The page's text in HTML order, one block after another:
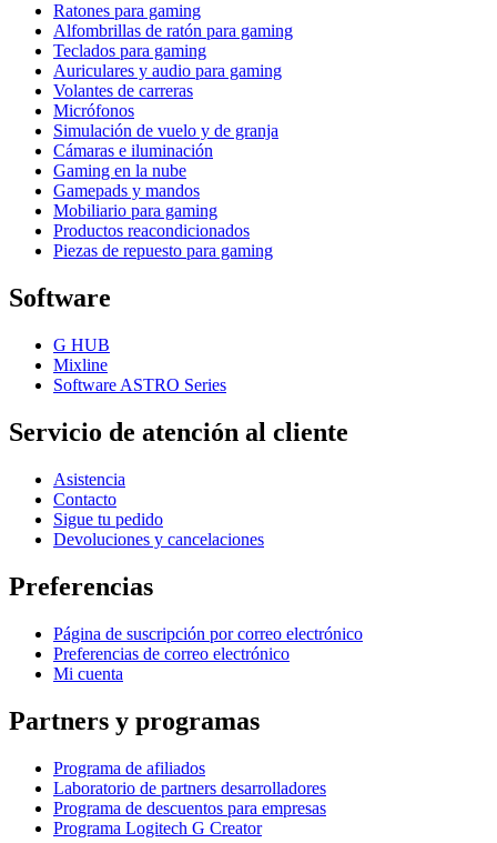
Ratones para gaming
Alfombrillas de ratón para gaming
Teclados para gaming
Auriculares y audio para gaming
Volantes de carreras
Micrófonos
Simulación de vuelo y de granja
Cámaras e iluminación
Gaming en la nube
Gamepads y mandos
Mobiliario para gaming
Productos reacondicionados
Piezas de repuesto para gaming
Software
G HUB
Mixline
Software ASTRO Series
Servicio de atención al cliente
Asistencia
Contacto
Sigue tu pedido
Devoluciones y cancelaciones
Preferencias
Página de suscripción por correo electrónico
Preferencias de correo electrónico
Mi cuenta
Partners y programas
Programa de afiliados
Laboratorio de partners desarrolladores
Programa de descuentos para empresas
Programa Logitech G Creator